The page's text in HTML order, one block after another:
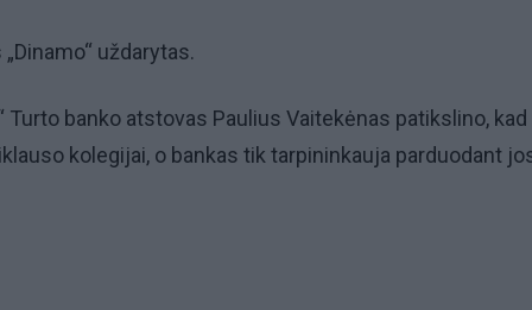
uždarytas.
Turto banko atstovas Paulius Vaitekėnas patikslino, kad
kolegijai, o bankas tik tarpininkauja parduodant